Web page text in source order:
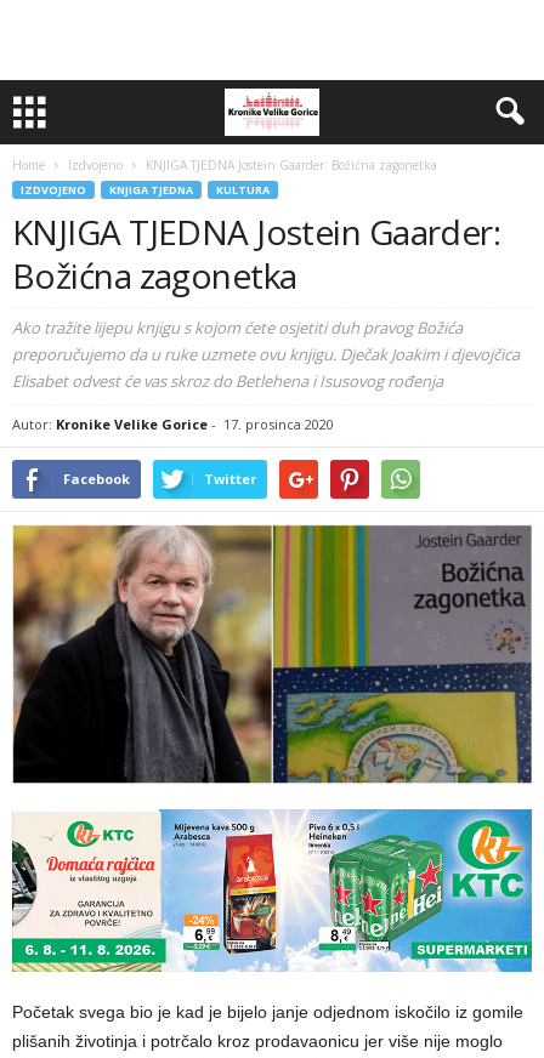
Home Izdvojeno KNJIGA TJEDNA Jostein Gaarder: Božićna zagonetka
IZDVOJENO KNJIGA TJEDNA KULTURA
KNJIGA TJEDNA Jostein Gaarder:
Božićna zagonetka
Ako tražite lijepu knjigu s kojom ćete osjetiti duh pravog Božića
preporučujemo da u ruke uzmete ovu knjigu. Dječak Joakim i djevojčica
Elisabet odvest će vas skroz do Betlehena i Isusovog rođenja
Autor: Kronike Velike Gorice - 17. prosinca 2020
Facebook Twitter
Početak svega bio je kad je bijelo janje odjednom iskočilo iz gomile
plišanih životinja i potrčalo kroz prodavaonicu jer više nije moglo